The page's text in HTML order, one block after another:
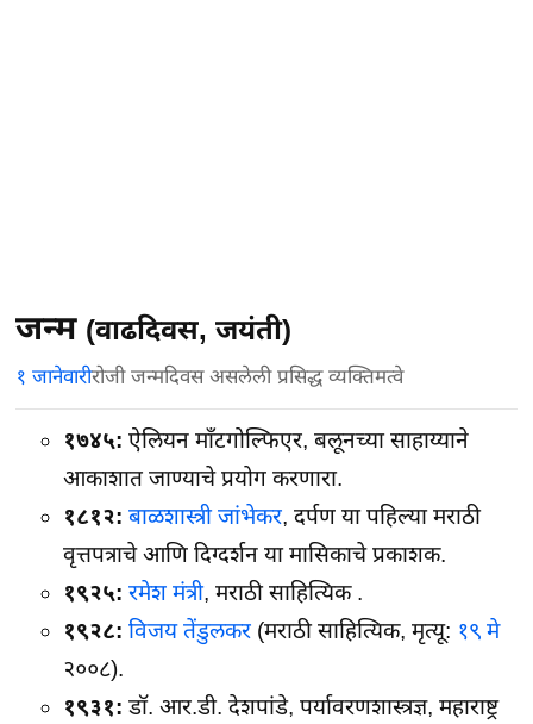
जन्म (वाढदिवस, जयंती)
१ जानेवारीरोजी जन्मदिवस असलेली प्रसिद्ध व्यक्तिमत्वे
१७४५: ऐलियन माँटगोल्फिएर, बलूनच्या साहाय्याने
आकाशात जाण्याचे प्रयोग करणारा.
१८१२: बाळशास्त्री जांभेकर, दर्पण या पहिल्या मराठी
वृत्तपत्राचे आणि दिग्दर्शन या मासिकाचे प्रकाशक.
१९२५: रमेश मंत्री, मराठी साहित्यिक .
१९२८: विजय तेंडुलकर (मराठी साहित्यिक, मृत्यू: १९ मे
२००८).
१९३१: डॉ. आर.डी. देशपांडे, पर्यावरणशास्त्रज्ञ, महाराष्ट्र